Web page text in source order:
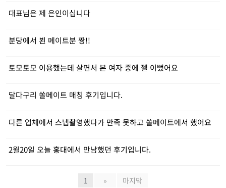
대표님은 제 은인이십니다
분당에서 뵌 메이트분 짱!!
토모토모 이용했는데 살면서 본 여자 중에 젤 이뻤어요
달다구리 쏠메이트 매칭 후기입니다.
다른 업체에서 스냅촬영했다가 만족 못하고 쏠메이트에서 했어요
2월20일 오늘 홍대에서 만남했던 후기입니다.
1 » 마지막